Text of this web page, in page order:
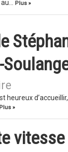
Plus »
heureux
Plus »